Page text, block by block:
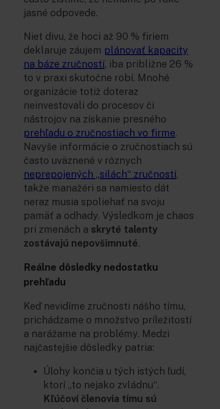
jasné odpovede.
Niet divu, že hoci až 90 % firiem
deklaruje záujem plánovať kapacity
na báze zručností, iba približne 26 %
to v praxi skutočne robí. Mnohé
organizácie totiž doteraz
neinvestovali do procesov či
nástrojov na získanie presného
prehľadu o zručnostiach vo firme.
Navyše informácie o zručnostiach sú
často uväznené v rôznych
neprepojených „silách“ zručností,
takže manažéri sa namiesto dát
neraz musia spoliehať na svoju
pamäť a odhady. Výsledkom je chaos
pri zmenách a skryté talenty
zostávajú nepovšimnuté.
Reálne dôsledky nedostatku
prehľadu
Keď nevidíme zručnosti nášho tímu,
prichádzame o množstvo príležitostí
a narážame na problémy. Medzi
najčastejšie dôsledky patria:
Úlohy končia u tých istých ľudí,
ktorí „to nejako zvládnu“.
Kľúčoví členovia tímu sú